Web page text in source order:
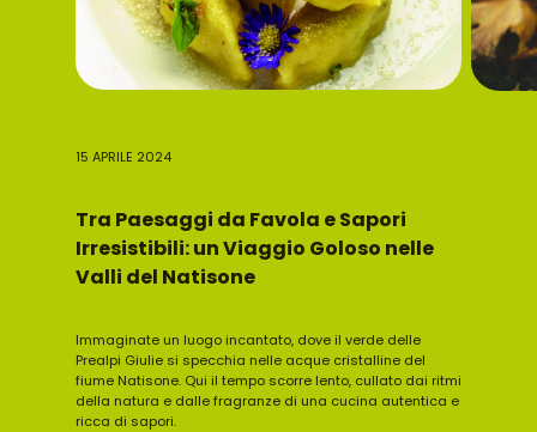
15 APRILE 2024
Tra Paesaggi da Favola e Sapori
Irresistibili: un Viaggio Goloso nelle
Valli del Natisone
Immaginate un luogo incantato, dove il verde delle
Prealpi Giulie si specchia nelle acque cristalline del
fiume Natisone. Qui il tempo scorre lento, cullato dai ritmi
della natura e dalle fragranze di una cucina autentica e
ricca di sapori.